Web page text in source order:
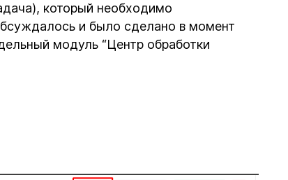
который необходимо
и было сделано в момент
модуль “Центр обработки